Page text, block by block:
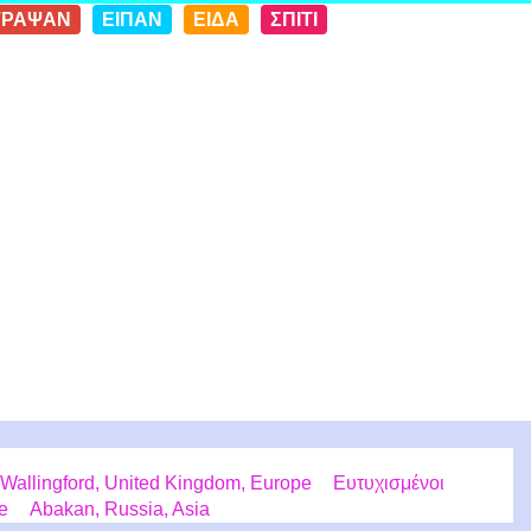
ΕΙΠΑΝ ΕΙΔΑ ΣΠΙΤΙ
Wallingford, United Kingdom, Europe
Ευτυχισμένοι
Abakan, Russia, Asia